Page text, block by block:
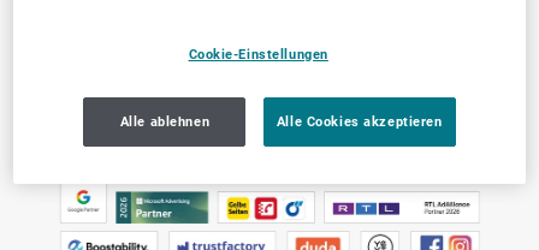
Unsere Partner
Cookie-Einstellungen
Alle ablehnen Alle Cookies akzeptieren